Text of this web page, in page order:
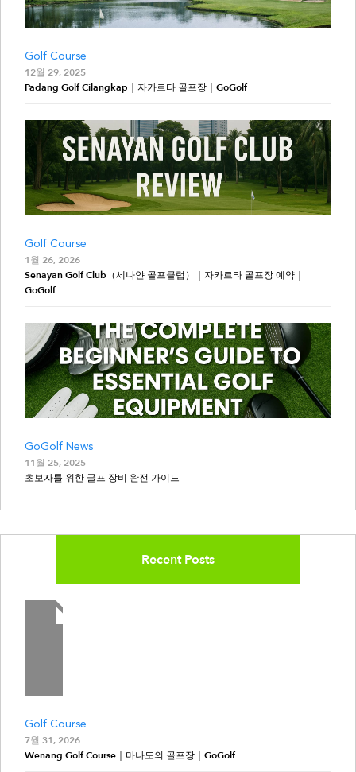
Golf Course
12월 29, 2025
Padang Golf Cilangkap｜자카르타 골프장｜GoGolf
Golf Course
1월 26, 2026
Senayan Golf Club（세나얀 골프클럽）｜자카르타 골프장 예약｜
GoGolf
GoGolf News
11월 25, 2025
초보자를 위한 골프 장비 완전 가이드
Recent Posts
Golf Course
7월 31, 2026
Wenang Golf Course｜마나도의 골프장｜GoGolf